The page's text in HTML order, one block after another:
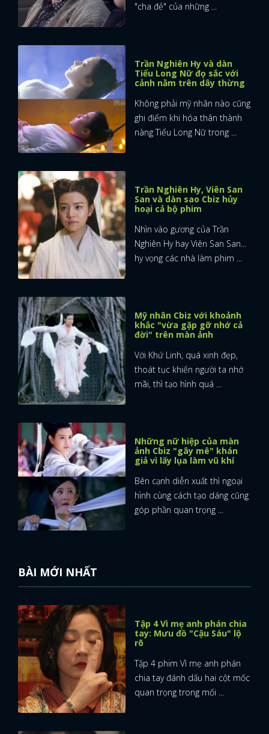
"cha đẻ" của những ...
Trần Nghiên Hy và dàn
Tiểu Long Nữ đọ sắc với
cảnh nằm trên dây thừng
Không phải mỹ nhân nào cũng
ghi điểm khi hóa thân thành
nàng Tiểu Long Nữ trong ...
Trần Nghiên Hy, Viên San
San và dàn sao Cbiz hủy
hoại cả bộ phim
Nhìn vào gương của Trần
Nghiên Hy hay Viên San San...
hy vọng các nhà làm phim ...
Mỹ nhân Cbiz với khoảnh
khắc "vừa gặp gỡ nhớ cả
đời" trên màn ảnh
Với Khứ Linh, quá xinh đẹp,
thoát tục khiến người ta nhớ
mãi, thì tạo hình quá ...
Những nữ hiệp của màn
ảnh Cbiz "gây mê" khán
giả vì lấy lụa làm vũ khí
Bên cạnh diễn xuất thì ngoại
hình cùng cách tạo dáng cũng
góp phần quan trọng ...
BÀI MỚI NHẤT
Tập 4 Vì mẹ anh phán chia
tay: Mưu đồ "Cậu Sáu" lộ
rõ
Tập 4 phim Vì mẹ anh phán
chia tay đánh dấu hai cột mốc
quan trọng trong mối ...